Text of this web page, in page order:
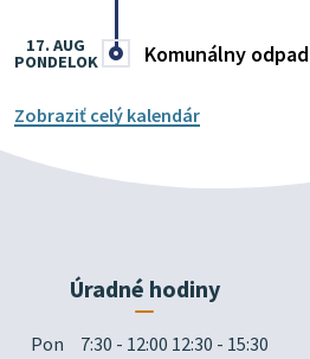
Komunálny odpad
17. AUG
PONDELOK
Zobraziť celý kalendár
Úradné hodiny
Pon
7:30 - 12:00 12:30 - 15:30